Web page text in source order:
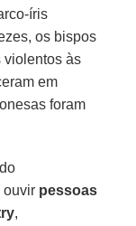
íris
os bispos
violentos às
em
foram
ouvir pessoas
,